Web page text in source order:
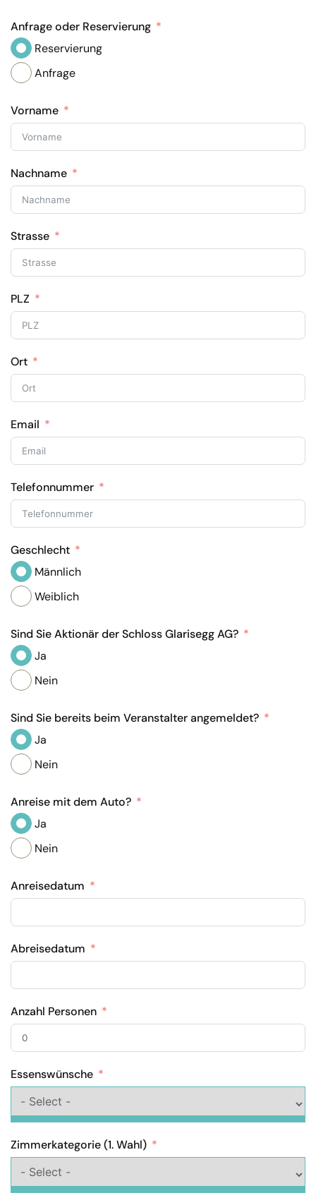
Anfrage oder Reservierung
Reservierung
Anfrage
Vorname
Nachname
Strasse
PLZ
Ort
Email
Telefonnummer
Geschlecht
Männlich
Weiblich
Sind Sie Aktionär der Schloss Glarisegg AG?
Ja
Nein
Sind Sie bereits beim Veranstalter angemeldet?
Ja
Nein
Anreise mit dem Auto?
Ja
Nein
Anreisedatum
Abreisedatum
Anzahl Personen
Essenswünsche
Zimmerkategorie (1. Wahl)